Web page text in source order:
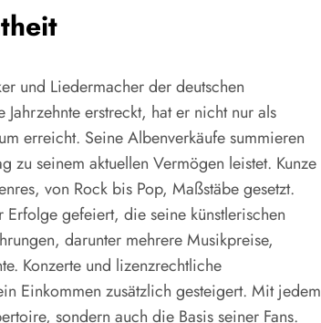
und Liedermacher der deutschen
erstreckt, hat er nicht nur als
erreicht. Seine Albenverkäufe summieren
seinem aktuellen Vermögen leistet. Kunze
von Rock bis Pop, Maßstäbe gesetzt.
gefeiert, die seine künstlerischen
darunter mehrere Musikpreise,
Konzerte und lizenzrechtliche
Einkommen zusätzlich gesteigert. Mit jedem
sondern auch die Basis seiner Fans.